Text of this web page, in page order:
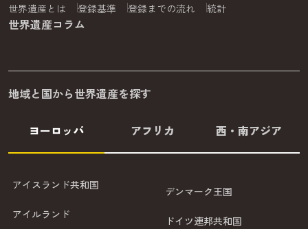
世界遺産とは 登録基準 登録までの流れ 統計
世界遺産コラム
地域と国から世界遺産を探す
ヨーロッパ アフリカ 西・南アジア
アイスランド共和国
アイルランド
デンマーク王国
ドイツ連邦共和国